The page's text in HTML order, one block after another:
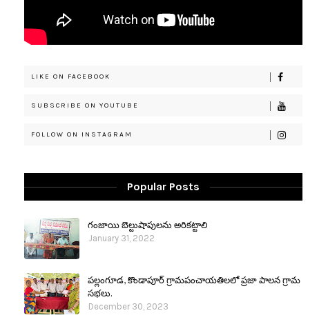
LIKE ON FACEBOOK
SUBSCRIBE ON YOUTUBE
FOLLOW ON INSTAGRAM
Popular Posts
గంజాయి బెల్టుషాపులను అరికట్టాలి
January 31, 2022
పల్లంగూడ, కొండాపూర్ గ్రామపంచాయతిలలో ప్రజా పాలన గ్రామ
సభలు.
December 30, 2023